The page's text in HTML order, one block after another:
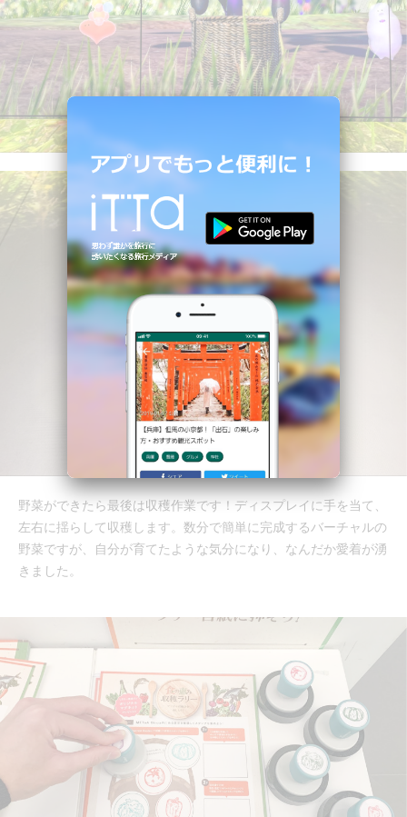
野菜ができたら最後は収穫作業です！ディスプレイに手を当て、
左右に揺らして収穫します。数分で簡単に完成するバーチャルの
野菜ですが、自分が育てたような気分になり、なんだか愛着が湧
きました。